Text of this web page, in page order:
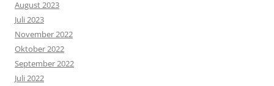
August 2023
Juli 2023
November 2022
Oktober 2022
September 2022
Juli 2022